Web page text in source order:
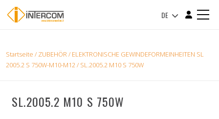
DE
Startseite / ZUBEHÖR/ ELEKTRONISCHE GEWINDEFORMEINHEITEN SL
2005.2 S 750W-M10-M12/ SL.2005.2 M10 S 750W
SL.2005.2 M10 S 750W